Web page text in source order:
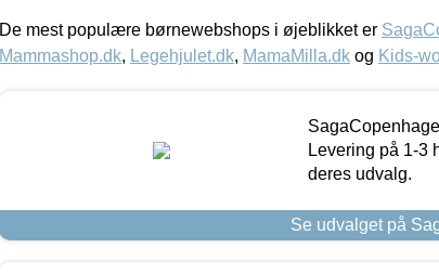
De mest populære børnewebshops i øjeblikket er
Mammashop.dk, Legehjulet.dk, MamaMilla.dk og Kids-
Levering på 1-3
deres udvalg.
Se udvalget på